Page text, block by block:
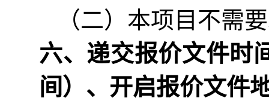
（二）本项目不需
六、 递交报价文件时
间）、 开启报价文件